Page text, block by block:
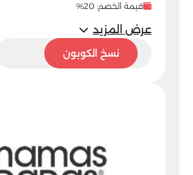
قيمة الخصم: 20%
عرض المزيد
M92نسخ الكوبون